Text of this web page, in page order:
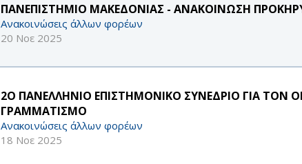
ΠΑΝΕΠΙΣΤΗΜΙΟ ΜΑΚΕΔΟΝΙΑΣ - ΑΝΑΚΟΙΝΩΣΗ
Ανακοινώσεις άλλων φορέων
20 Νοε 2025
2Ο ΠΑΝΕΛΛΗΝΙΟ ΕΠΙΣΤΗΜΟΝΙΚΟ ΣΥΝΕΔΡΙΟ ΓΙΑ ΤΟΝ
ΓΡΑΜΜΑΤΙΣΜΟ
Ανακοινώσεις άλλων φορέων
18 Νοε 2025